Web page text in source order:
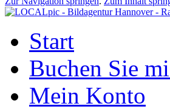
Start
Buchen Sie
Mein Konto